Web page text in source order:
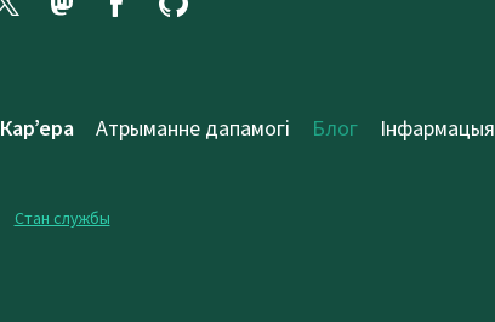
Кар’ера Атрыманне дапамогі Блог Інфармацыя
Стан службы